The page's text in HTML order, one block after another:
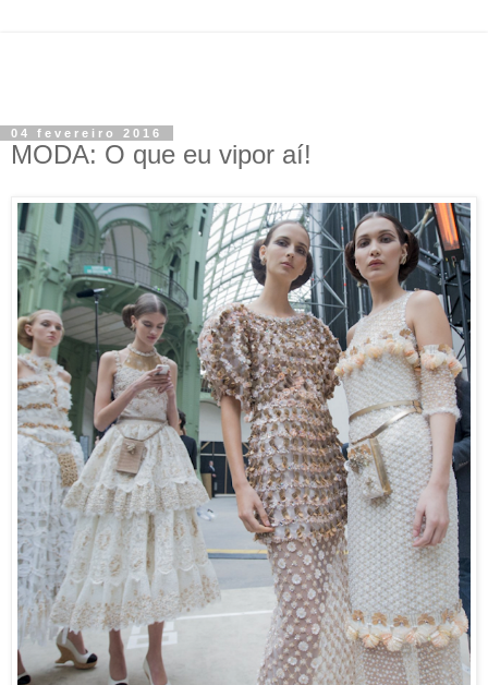
04 fevereiro 2016
MODA: O que eu vipor aí!